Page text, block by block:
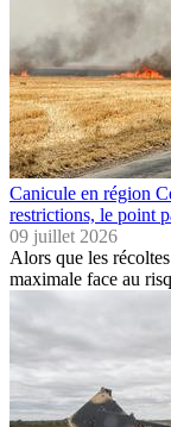
Canicule en région
restrictions, le point
09 juillet 2026
Alors que les
maximale face au